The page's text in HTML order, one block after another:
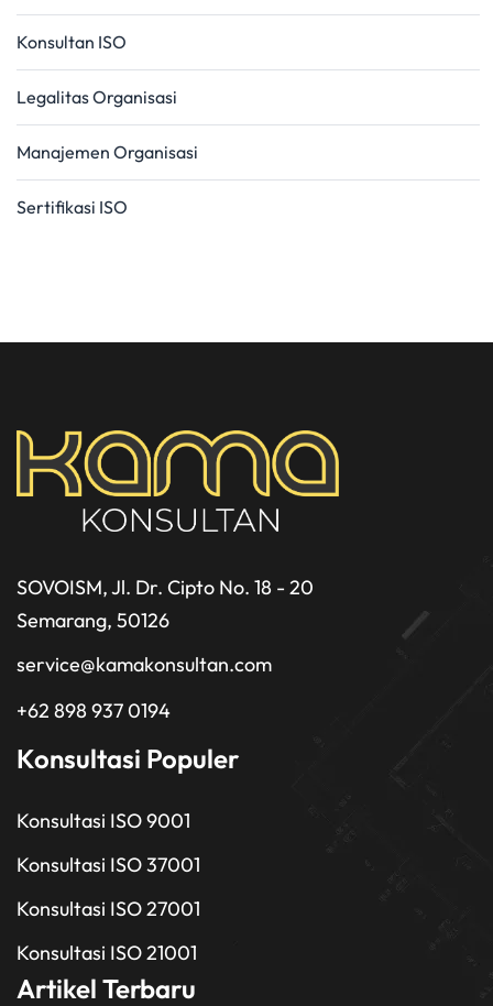
Konsultan ISO
Legalitas Organisasi
Manajemen Organisasi
Sertifikasi ISO
SOVOISM, Jl. Dr. Cipto No. 18 - 20
Semarang, 50126
service@kamakonsultan.com
+62 898 937 0194
Konsultasi Populer
Konsultasi ISO 9001
Konsultasi ISO 37001
Konsultasi ISO 27001
Konsultasi ISO 21001
Artikel Terbaru